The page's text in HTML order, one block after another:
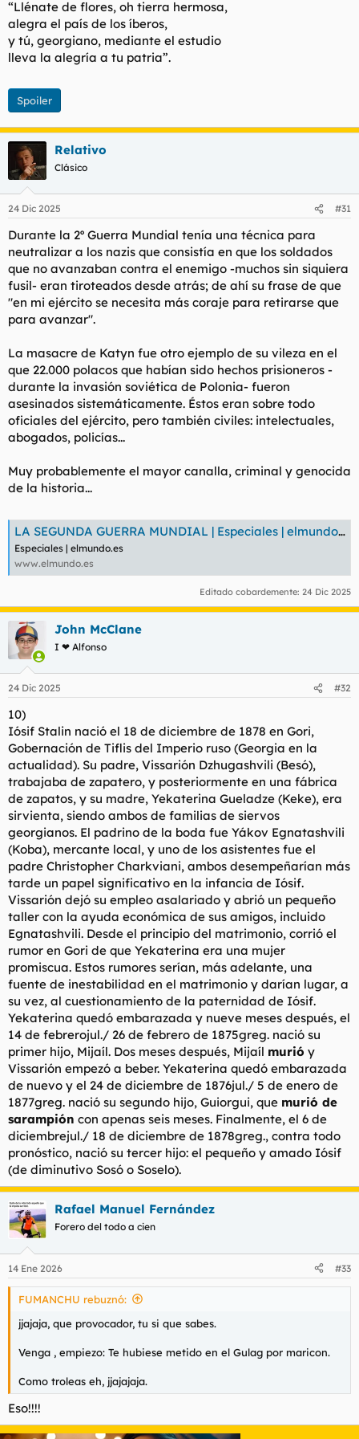
“Llénate de flores, oh tierra hermosa,
alegra el país de los íberos,
y tú, georgiano, mediante el estudio
lleva la alegría a tu patria”.
Spoiler
Relativo
Clásico
24 Dic 2025 #31
Durante la 2º Guerra Mundial tenía una técnica para
neutralizar a los nazis que consistía en que los soldados
que no avanzaban contra el enemigo -muchos sin siquiera
fusil- eran tiroteados desde atrás; de ahí su frase de que
"en mi ejército se necesita más coraje para retirarse que
para avanzar".
La masacre de Katyn fue otro ejemplo de su vileza en el
que 22.000 polacos que habían sido hechos prisioneros -
durante la invasión soviética de Polonia- fueron
asesinados sistemáticamente. Éstos eran sobre todo
oficiales del ejército, pero también civiles: intelectuales,
abogados, policías...
Muy probablemente el mayor canalla, criminal y genocida
de la historia...
LA SEGUNDA GUERRA MUNDIAL | Especiales | elmundo.es
Especiales | elmundo.es
www.elmundo.es
Editado cobardemente: 24 Dic 2025
John McClane
I ❤ Alfonso
24 Dic 2025 #32
10)
Iósif Stalin nació el 18 de diciembre de 1878 en Gori,
Gobernación de Tiflis del Imperio ruso (Georgia en la
actualidad). Su padre, Vissarión Dzhugashvili (Besó),
trabajaba de zapatero, y posteriormente en una fábrica
de zapatos, y su madre, Yekaterina Gueladze (Keke), era
sirvienta, siendo ambos de familias de siervos
georgianos. El padrino de la boda fue Yákov Egnatashvili
(Koba), mercante local, y uno de los asistentes fue el
padre Christopher Charkviani, ambos desempeñarían más
tarde un papel significativo en la infancia de Iósif.
Vissarión dejó su empleo asalariado y abrió un pequeño
taller con la ayuda económica de sus amigos, incluido
Egnatashvili. Desde el principio del matrimonio, corrió el
rumor en Gori de que Yekaterina era una mujer
promiscua. Estos rumores serían, más adelante, una
fuente de inestabilidad en el matrimonio y darían lugar, a
su vez, al cuestionamiento de la paternidad de Iósif.
Yekaterina quedó embarazada y nueve meses después, el
14 de febrerojul./ 26 de febrero de 1875greg. nació su
primer hijo, Mijaíl. Dos meses después, Mijaíl murió y
Vissarión empezó a beber. Yekaterina quedó embarazada
de nuevo y el 24 de diciembre de 1876jul./ 5 de enero de
1877greg. nació su segundo hijo, Guiorgui, que murió de
sarampión con apenas seis meses. Finalmente, el 6 de
diciembrejul./ 18 de diciembre de 1878greg., contra todo
pronóstico, nació su tercer hijo: el pequeño y amado Iósif
(de diminutivo Sosó o Soselo).
Rafael Manuel Fernández
Forero del todo a cien
14 Ene 2026 #33
FUMANCHU rebuznó:
jjajaja, que provocador, tu si que sabes.
Venga , empiezo: Te hubiese metido en el Gulag por maricon.
Como troleas eh, jjajajaja.
Eso!!!!